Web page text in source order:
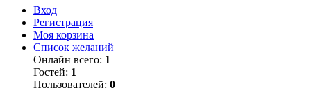
Вход
Регистрация
Моя корзина
Список желаний
Онлайн всего: 1
Гостей: 1
Пользователей: 0